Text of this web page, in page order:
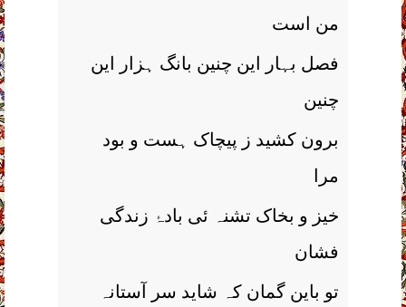
من است
فصل بہار این چنین بانگ ہزار این
چنین
برون کشید ز پیچاک ہست و بود
مرا
خیز و بخاک تشنہ ئی بادۂ زندگی
فشان
تو باین گمان کہ شاید سر آستانہ